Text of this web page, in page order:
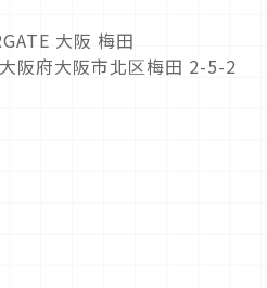
大阪 梅田
府大阪市北区梅田 2-5-2